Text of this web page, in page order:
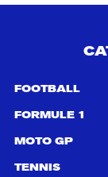
FOOTBALL
FORMULE 1
MOTO GP
TENNIS